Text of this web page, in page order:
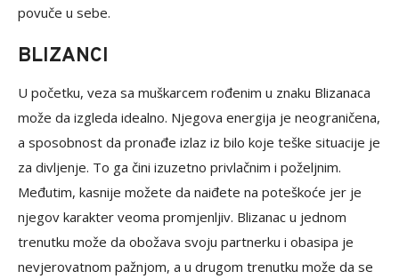
povuče u sebe.
BLIZANCI
U početku, veza sa muškarcem rođenim u znaku Blizanaca
može da izgleda idealno. Njegova energija je neograničena,
a sposobnost da pronađe izlaz iz bilo koje teške situacije je
za divljenje. To ga čini izuzetno privlačnim i poželjnim.
Međutim, kasnije možete da naiđete na poteškoće jer je
njegov karakter veoma promjenljiv. Blizanac u jednom
trenutku može da obožava svoju partnerku i obasipa je
nevjerovatnom pažnjom, a u drugom trenutku može da se